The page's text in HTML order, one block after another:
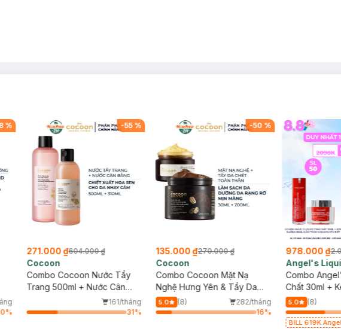
%
%
-55%
271.000 ₫604.000 ₫
Cocoon
Combo Cocoon Nước Tẩy
Trang 500ml + Nước Cân
Bằng 310ml Sen Hậu Giang
Cho Da Rất Nhạy Cảm
161/tháng
31%
-50 %
135.000 ₫270.000 ₫
Cocoon
Combo Cocoon Mặt Nạ
Nghệ Hưng Yên & Tẩy Da
Chết Toàn Thân Cà Phê Đắk
Lắk 30ml+200ml
5.0 (8)
282/tháng
16%
978.000 ₫
Angel's
Combo
Chất 30ml +
50ml Giảm
Chuyên Biệt
5.0 (8)
BILL 619K